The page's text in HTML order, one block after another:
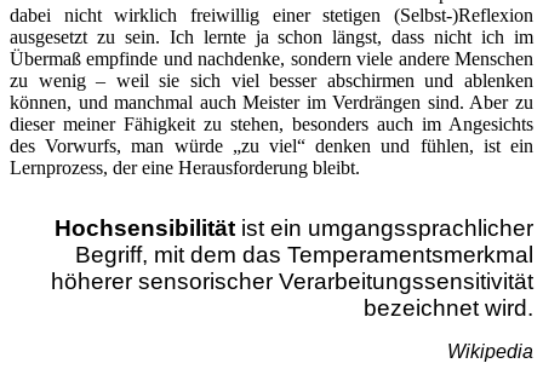
dabei nicht wirklich freiwillig einer stetigen (Selbst-)Reflexion
ausgesetzt zu sein. Ich lernte ja schon längst, dass nicht ich im
Übermaß empfinde und nachdenke, sondern viele andere Menschen
zu wenig – weil sie sich viel besser abschirmen und ablenken
können, und manchmal auch Meister im Verdrängen sind. Aber zu
dieser meiner Fähigkeit zu stehen, besonders auch im Angesichts
des Vorwurfs, man würde „zu viel“ denken und fühlen, ist ein
Lernprozess, der eine Herausforderung bleibt.
Hochsensibilität ist ein umgangssprachlicher
Begriff, mit dem das Temperamentsmerkmal
höherer sensorischer Verarbeitungssensitivität
bezeichnet wird.
Wikipedia